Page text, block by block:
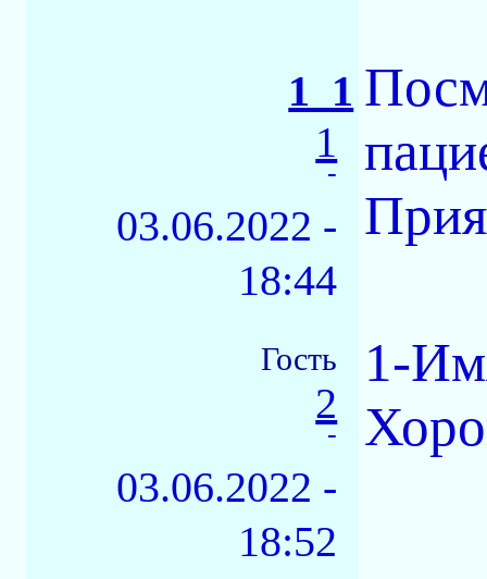
1_1
1
-
03.06.2022 -
18:44
Гость
2
-
03.06.2022 -
18:52
1-